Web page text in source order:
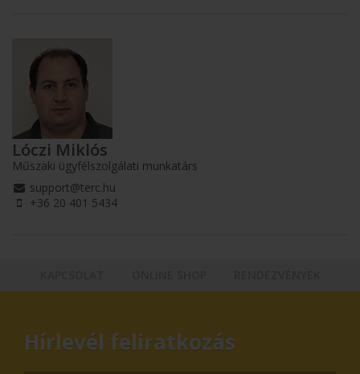
Lóczi Miklós
Műszaki ügyfélszolgálati munkatárs
support@terc.hu
+36 20 401 5434
Hírlevél feliratkozás